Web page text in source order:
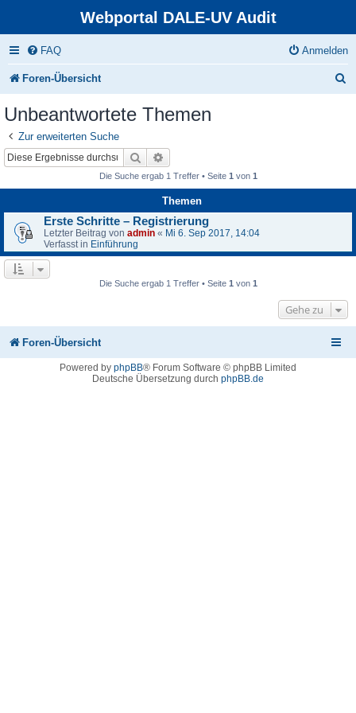
Webportal DALE-UV Audit
FAQ Anmelden
Foren-Übersicht
Unbeantwortete Themen
Zur erweiterten Suche
Suche
Die Suche ergab 1 Treffer • Seite 1 von 1
Themen
Erste Schritte – Registrierung
Letzter Beitrag von admin « Mi 6. Sep 2017, 14:04
Verfasst in Einführung
Die Suche ergab 1 Treffer • Seite 1 von 1
Gehe zu
Foren-Übersicht
Powered by phpBB® Forum Software © phpBB Limited
Deutsche Übersetzung durch phpBB.de